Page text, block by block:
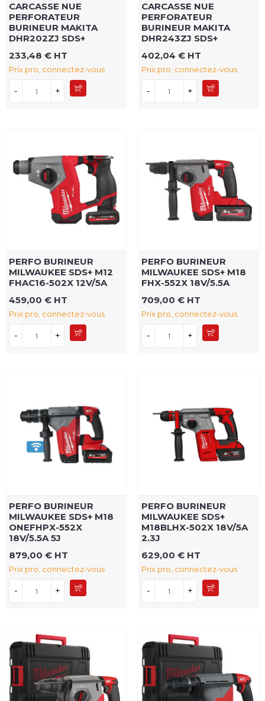
CARCASSE NUE
PERFORATEUR
BURINEUR MAKITA
DHR202ZJ SDS+
233,48 € HT
Prix pro, connectez-vous
- +
CARCASSE NUE
PERFORATEUR
BURINEUR MAKITA
DHR243ZJ SDS+
402,04 € HT
Prix pro, connectez-vous
- +
PERFO BURINEUR
MILWAUKEE SDS+ M12
FHAC16-502X 12V/5A
459,00 € HT
Prix pro, connectez-vous
- +
PERFO BURINEUR
MILWAUKEE SDS+ M18
FHX-552X 18V/5.5A
709,00 € HT
Prix pro, connectez-vous
- +
PERFO BURINEUR
MILWAUKEE SDS+ M18
ONEFHPX-552X
18V/5.5A 5J
879,00 € HT
Prix pro, connectez-vous
- +
PERFO BURINEUR
MILWAUKEE SDS+
M18BLHX-502X 18V/5A
2.3J
629,00 € HT
Prix pro, connectez-vous
- +